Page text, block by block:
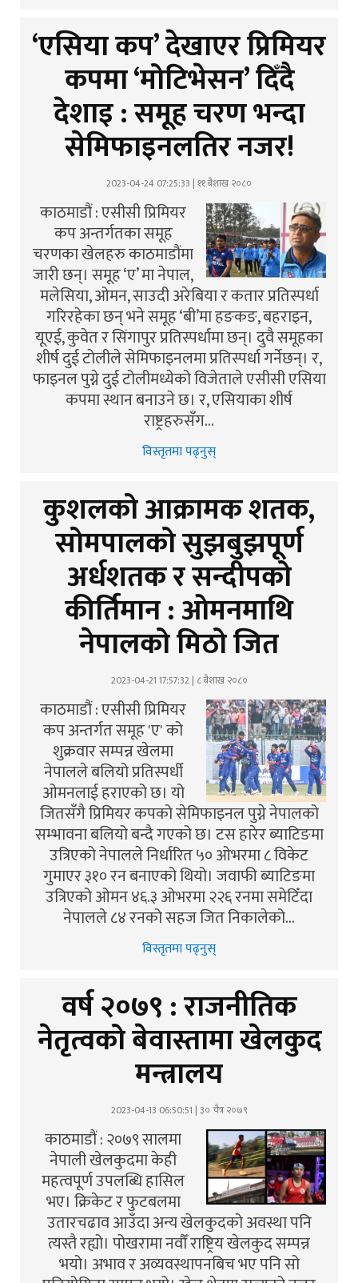
‘एसिया कप’ देखाएर प्रिमियर
कपमा ‘मोटिभेसन’ दिँदै
देशाइ : समूह चरण भन्दा
सेमिफाइनलतिर नजर!
2023-04-24 07:25:33 | ११ बैशाख २०८०
काठमाडौं : एसीसी प्रिमियर
कप अन्तर्गतका समूह
चरणका खेलहरु काठमाडौंमा
जारी छन्। समूह ‘ए’ मा नेपाल,
मलेसिया, ओमन, साउदी अरेबिया र कतार प्रतिस्पर्धा
गरिरहेका छन् भने समूह ‘बी’मा हङकङ, बहराइन,
यूएई, कुवेत र सिंगापुर प्रतिस्पर्धामा छन्। दुवै समूहका
शीर्ष दुई टोलीले सेमिफाइनलमा प्रतिस्पर्धा गर्नेछन्। र,
फाइनल पुग्ने दुई टोलीमध्येको विजेताले एसीसी एसिया
कपमा स्थान बनाउने छ। र, एसियाका शीर्ष
राष्ट्रहरुसँग…
विस्तृतमा पढ्नुस्
कुशलको आक्रामक शतक,
सोमपालको सुझबुझपूर्ण
अर्धशतक र सन्दीपको
कीर्तिमान : ओमनमाथि
नेपालको मिठो जित
2023-04-21 17:57:32 | ८ बैशाख २०८०
काठमाडौं : एसीसी प्रिमियर
कप अन्तर्गत समूह 'ए' को
शुक्रवार सम्पन्न खेलमा
नेपालले बलियो प्रतिस्पर्धी
ओमनलाई हराएको छ। यो
जितसँगै प्रिमियर कपको सेमिफाइनल पुग्ने नेपालको
सम्भावना बलियो बन्दै गएको छ। टस हारेर ब्याटिङमा
उत्रिएको नेपालले निर्धारित ५० ओभरमा ८ विकेट
गुमाएर ३१० रन बनाएको थियो। जवाफी ब्याटिङमा
उत्रिएको ओमन ४६.३ ओभरमा २२६ रनमा समेटिँदा
नेपालले ८४ रनको सहज जित निकालेको…
विस्तृतमा पढ्नुस्
वर्ष २०७९ : राजनीतिक
नेतृत्वको बेवास्तामा खेलकुद
मन्त्रालय
2023-04-13 06:50:51 | ३० चैत्र २०७९
काठमाडौं : २०७९ सालमा
नेपाली खेलकुदमा केही
महत्वपूर्ण उपलब्धि हासिल
भए। क्रिकेट र फुटबलमा
उतारचढाव आउँदा अन्य खेलकुदको अवस्था पनि
त्यस्तै रह्यो। पोखरामा नवौँ राष्ट्रिय खेलकुद सम्पन्न
भयो। अभाव र अव्यवस्थापनबिच भए पनि सो